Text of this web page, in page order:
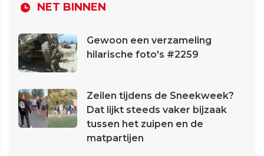
NET BINNEN
Gewoon een verzameling
hilarische foto's #2259
Zeilen tijdens de Sneekweek?
Dat lijkt steeds vaker bijzaak
tussen het zuipen en de
matpartijen